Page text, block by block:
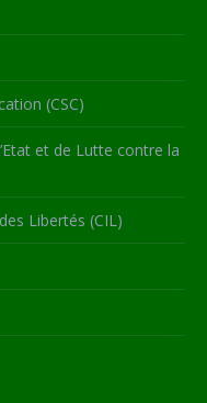
(CSC)
et de Lutte contre la
Libertés (CIL)